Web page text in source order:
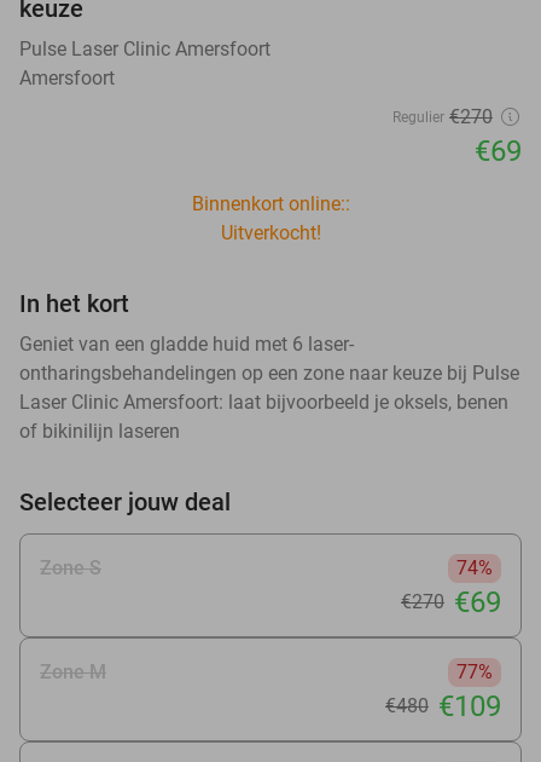
keuze
Pulse Laser Clinic Amersfoort
Amersfoort
Regulier €270
€69
Binnenkort online::
Uitverkocht!
In het kort
Geniet van een gladde huid met 6 laser-
ontharingsbehandelingen op een zone naar keuze bij Pulse
Laser Clinic Amersfoort: laat bijvoorbeeld je oksels, benen
of bikinilijn laseren
Selecteer jouw deal
Zone S
74%
€270 €69
Zone M
77%
€480 €109